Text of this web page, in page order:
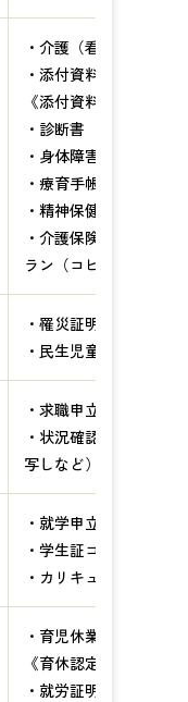
・介護（看護）申立書
・添付資料のいずれか
《添付資料》
・診断書
・身体障害者手帳（コ
・療育手帳（コピー）
・精神保健福祉手帳（
・介護保険被保険者証
ラン（コピー）
・罹災証明
・民生児童委員の確認
・求職申立書
・状況確認の書類（ハ
写しなど）
・就学申立書
・学生証コピーまたは
・カリキュラム（時間
・育児休業期間証明書
《育休認定中の児童の
・就労証明書（育休期